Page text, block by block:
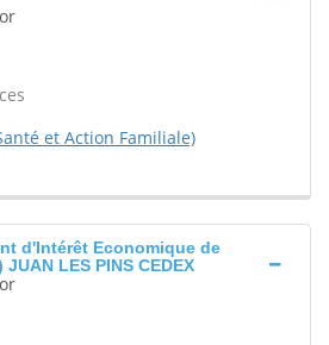
et Action Familiale)
d'Intérêt Economique de
LES PINS CEDEX